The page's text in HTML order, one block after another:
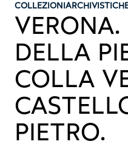
COLLEZIONI
DELLA
COLLA
PIETRO.